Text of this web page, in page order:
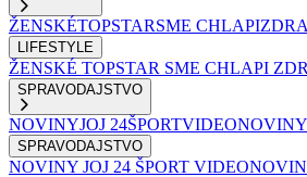
ŽENSKÉTOPSTARSME CHLAPI
LIFESTYLE
ŽENSKÉ TOPSTAR SME CHLAPI
SPRAVODAJSTVO
NOVINYJOJ 24ŠPORTVIDEONOVINY
SPRAVODAJSTVO
NOVINY JOJ 24 ŠPORT